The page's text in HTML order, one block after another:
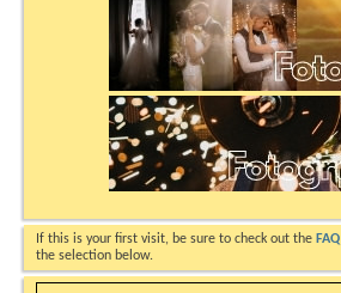
If this is your first visit, be sure to check out the FAQ
the selection below.